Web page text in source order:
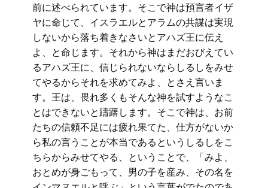
前に述べられています。そこで神は預言者イザ
ヤに命じて、イスラエルとアラムの共謀は実現
しないから落ち着きなさいとアハズ王に伝え
よ、と命じます。それから神はまだおびえてい
るアハズ王に、信じられないならしるしをみせ
てやるからそれを求めてみよ、とさえ言いま
す。王は、畏れ多くもそんな神を試すようなこ
とはできないと躊躇します。そこで神は、お前
たちの信頼不足には疲れ果てた、仕方がないか
ら私の言うことが本当であるというしるしをこ
ちらからみせてやる、ということで、「みよ、
おとめが身ごもって、男の子を産み、その名を